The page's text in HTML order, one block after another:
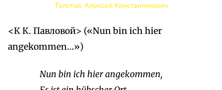
Толстой, Алексей Константинович
<К К. Павловой> («Nun bin ich hier
angekommen…»)
Nun bin ich hier angekommen,